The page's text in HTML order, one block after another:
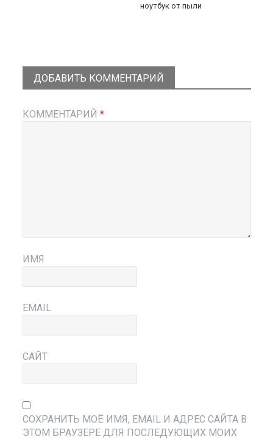
ноутбук от пыли
ДОБАВИТЬ КОММЕНТАРИЙ
КОММЕНТАРИЙ*
ИМЯ
EMAIL
САЙТ
СОХРАНИТЬ МОЁ ИМЯ, EMAIL И АДРЕС САЙТА В
ЭТОМ БРАУЗЕРЕ ДЛЯ ПОСЛЕДУЮЩИХ МОИХ